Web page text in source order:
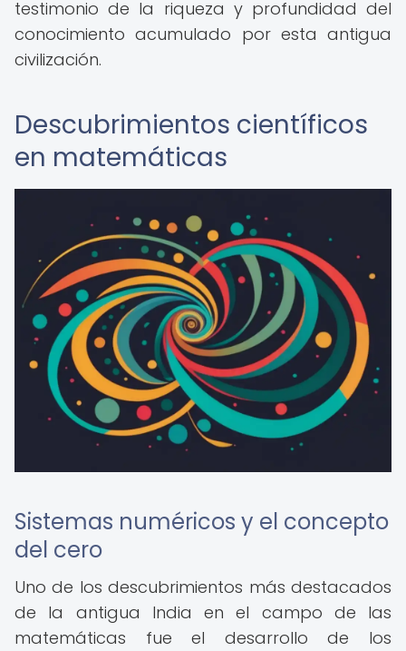
testimonio de la riqueza y profundidad del
conocimiento acumulado por esta antigua
civilización.
Descubrimientos científicos
en matemáticas
Sistemas numéricos y el concepto
del cero
Uno de los descubrimientos más destacados
de la antigua India en el campo de las
matemáticas fue el desarrollo de los